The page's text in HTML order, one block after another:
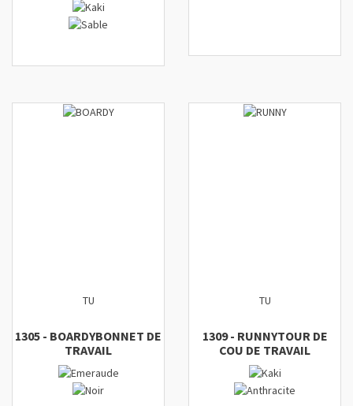
TU
1305 - BOARDYBONNET DE
TRAVAIL
TU
1309- RUNNYTOUR DE
COU DE TRAVAIL